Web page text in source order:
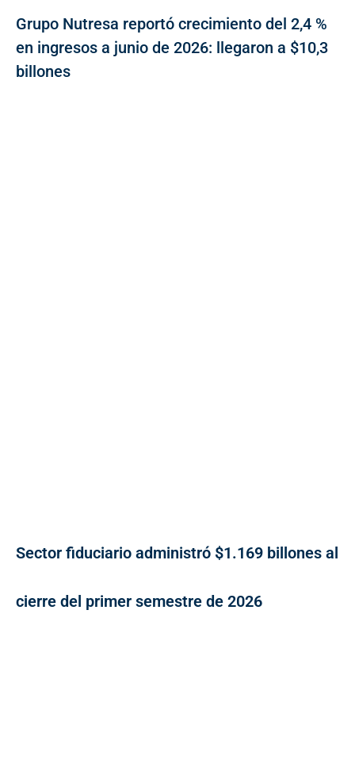
Grupo Nutresa reportó crecimiento del 2,4 %
en ingresos a junio de 2026: llegaron a $10,3
billones
Sector fiduciario administró $1.169 billones al
cierre del primer semestre de 2026